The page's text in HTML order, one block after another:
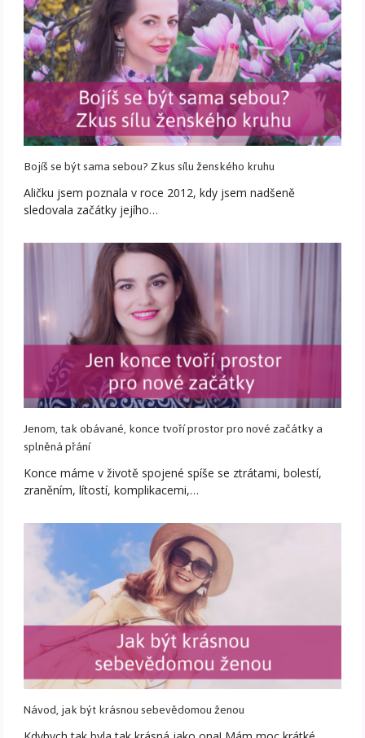
Bojíš se být sama sebou? Zkus sílu ženského kruhu
Aličku jsem poznala v roce 2012, kdy jsem nadšeně
sledovala začátky jejího…
Jenom, tak obávané, konce tvoří prostor pro nové začátky a
splněná přání
Konce máme v životě spojené spíše se ztrátami, bolestí,
zraněním, lítostí, komplikacemi,…
Návod, jak být krásnou sebevědomou ženou